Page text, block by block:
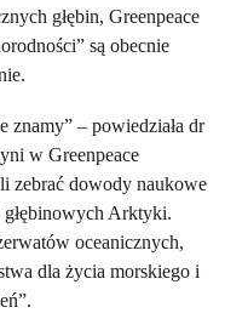
głębin, Greenpeace
są obecnie
znamy” – powiedziała dr
w Greenpeace
zebrać dowody naukowe
Arktyki.
oceanicznych,
dla życia morskiego i